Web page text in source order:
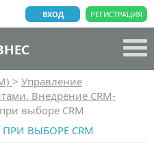
РЕГИСТРАЦИЯ
ВХОД
> Управление
Внедрение CRM-
выборе CRM
ВЫБОРЕ CRM